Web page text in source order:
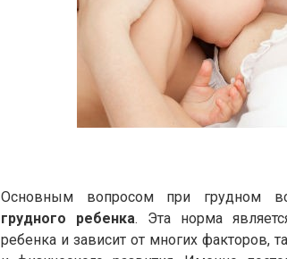
Основным вопросом при грудном
грудного ребенка. Эта норма
ребенка и зависит от многих факторов,